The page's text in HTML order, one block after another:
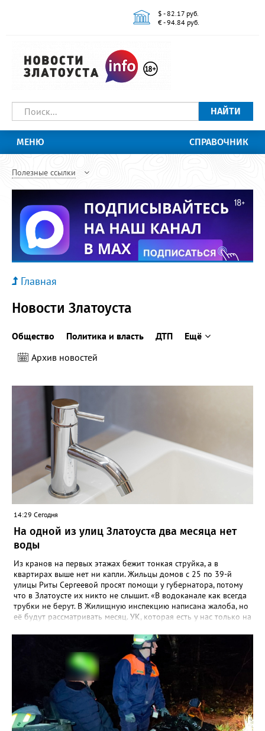
$ - 82.17 руб.
€ - 94.84 руб.
НАЙТИ
МЕНЮ СПРАВОЧНИК
Полезные ссылки
Главная
Новости Златоуста
Общество Политика и власть ДТП
Ещё
Архив новостей
14:29 Сегодня
На одной из улиц Златоуста два месяца нет
воды
Из кранов на первых этажах бежит тонкая струйка, а в
квартирах выше нет ни капли. Жильцы домов с 25 по 39-й
улицы Риты Сергеевой просят помощи у губернатора, потому
что в Златоусте их никто не слышит. «В водоканале как всегда
трубки не берут. В Жилищную инспекцию написана жалоба, но
её будут рассматривать месяц. УК, которая есть у нас только на
как живут люди без воды. На Кирова, возле бомбоубежища из-
под асфальта хлещет вода, но Водоканал не мог найти утечку,
это нам было сказано ранее», - говорится в обращении,
которое горожане оставили в сообществе «Текслер, помоги!»
во ВКонтакте (стиль, орфография и пунктуация авторские). Под
обращением есть видео – его автор под ником Елена
Александровна, прогулявшись по улице Кирова, приходит к
«источнику», откуда начинается поток. Официальных
комментариев под обращением пока нет.